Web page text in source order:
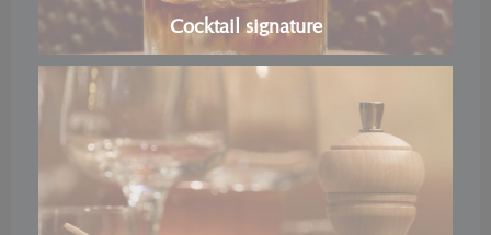
Cocktail signature